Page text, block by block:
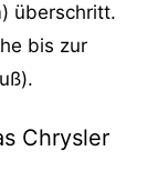
überschritt.
bis zur
Chrysler